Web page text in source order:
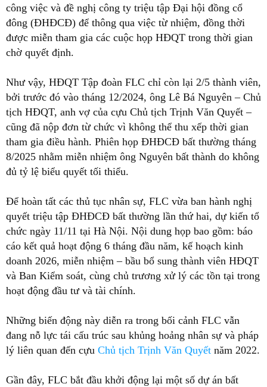
công việc và đề nghị công ty triệu tập Đại hội đồng cổ
đông (ĐHĐCĐ) để thông qua việc từ nhiệm, đồng thời
được miễn tham gia các cuộc họp HĐQT trong thời gian
chờ quyết định.
Như vậy, HĐQT Tập đoàn FLC chỉ còn lại 2/5 thành viên,
bởi trước đó vào tháng 12/2024, ông Lê Bá Nguyên – Chủ
tịch HĐQT, anh vợ của cựu Chủ tịch Trịnh Văn Quyết –
cũng đã nộp đơn từ chức vì không thể thu xếp thời gian
tham gia điều hành. Phiên họp ĐHĐCĐ bất thường tháng
8/2025 nhằm miễn nhiệm ông Nguyên bất thành do không
đủ tỷ lệ biểu quyết tối thiểu.
Để hoàn tất các thủ tục nhân sự, FLC vừa ban hành nghị
quyết triệu tập ĐHĐCĐ bất thường lần thứ hai, dự kiến tổ
chức ngày 11/11 tại Hà Nội. Nội dung họp bao gồm: báo
cáo kết quả hoạt động 6 tháng đầu năm, kế hoạch kinh
doanh 2026, miễn nhiệm – bầu bổ sung thành viên HĐQT
và Ban Kiểm soát, cùng chủ trương xử lý các tồn tại trong
hoạt động đầu tư và tài chính.
Những biến động này diễn ra trong bối cảnh FLC vẫn
đang nỗ lực tái cấu trúc sau khủng hoảng nhân sự và pháp
lý liên quan đến cựu Chủ tịch Trịnh Văn Quyết năm 2022.
Gần đây, FLC bắt đầu khởi động lại một số dự án bất